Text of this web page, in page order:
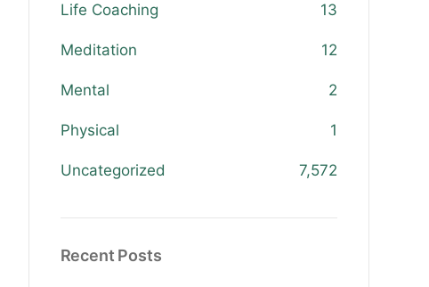
Life Coaching 13
Meditation 12
Mental 2
Physical 1
Uncategorized 7,572
Recent Posts